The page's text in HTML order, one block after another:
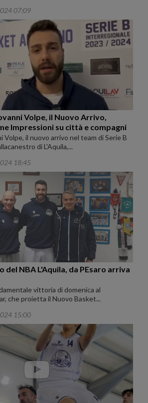
07:09
Volpe, il Nuovo Arrivo,
Impressioni su città e compagni
Volpe, il nuovo arrivo nel team di Serie B
di L'Aquila,...
18:45
del NBA L'Aquila, da PEsaro arriva
vittoria di domenica al
che proietta il Nuovo Basket...
15:00